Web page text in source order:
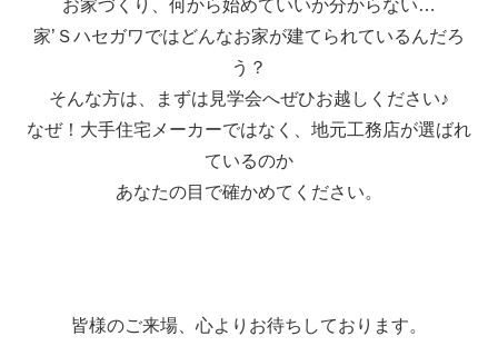
お家づくり、何から始めていいか分からない…
家’Ｓハセガワではどんなお家が建てられているんだろ
う？
そんな方は、まずは見学会へぜひお越しください♪
なぜ！大手住宅メーカーではなく、地元工務店が選ばれ
ているのか
あなたの目で確かめてください。
皆様のご来場、心よりお待ちしております。